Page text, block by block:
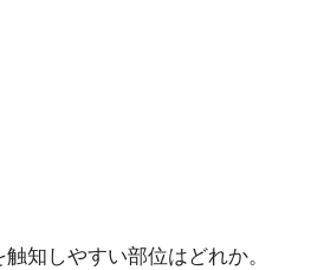
知しやすい部位はどれか。